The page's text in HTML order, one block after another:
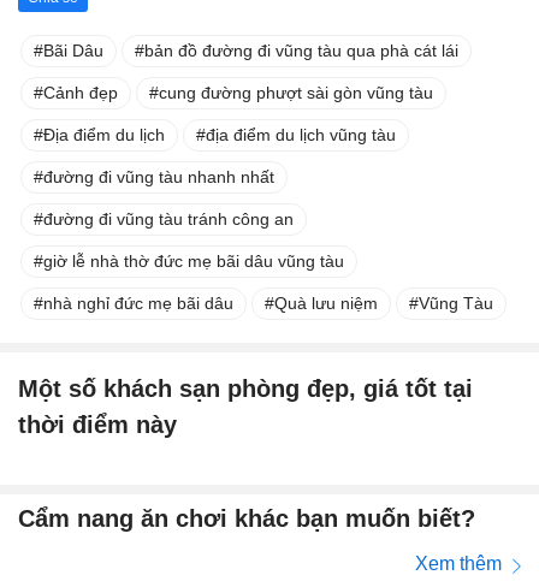
Bãi Dâu bản đồ đường đi vũng tàu qua phà cát lái
Cảnh đẹp cung đường phượt sài gòn vũng tàu
Địa điểm du lịch địa điểm du lịch vũng tàu
đường đi vũng tàu nhanh nhất
đường đi vũng tàu tránh công an
giờ lễ nhà thờ đức mẹ bãi dâu vũng tàu
nhà nghỉ đức mẹ bãi dâu Quà lưu niệm Vũng Tàu
Một số khách sạn phòng đẹp, giá tốt tại
thời điểm này
Cẩm nang ăn chơi khác bạn muốn biết?
Xem thêm